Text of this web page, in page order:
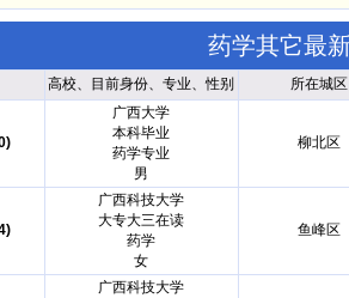
药学其它最
高校、目前身份、专业、性别 所在城区
广西大学
本科毕业
药学专业
男
柳北区
广西科技大学
大专大三在读
药学
女
鱼峰区
广西科技大学